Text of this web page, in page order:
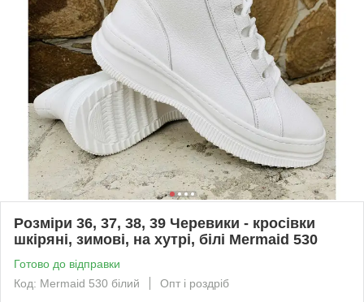
Розміри 36, 37, 38, 39 Черевики - кросівки
шкіряні, зимові, на хутрі, білі Mermaid 530
Готово до відправки
Код: Mermaid 530 білий
Опт і роздріб